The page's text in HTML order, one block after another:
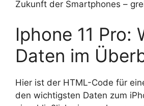
Zukunft der Smartphones –
Iphone 11 Pro:
Daten im
Hier ist der HTML-Code für
den wichtigsten Daten zum